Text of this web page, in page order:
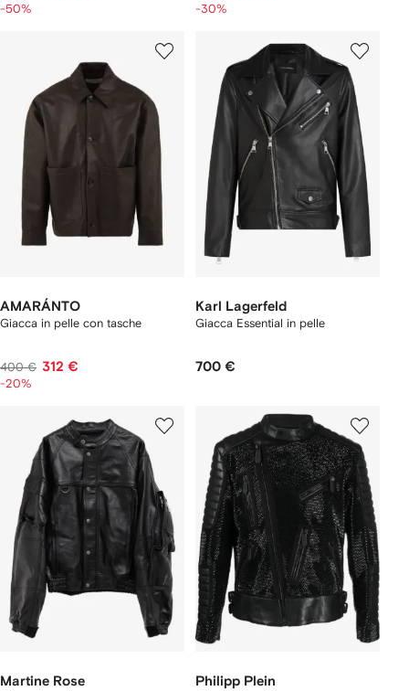
-50% -30%
AMARÁNTO
Giacca in pelle con tasche
400 € 312 €
-20%
Karl Lagerfeld
Giacca Essential in pelle
700 €
Martine Rose Philipp Plein